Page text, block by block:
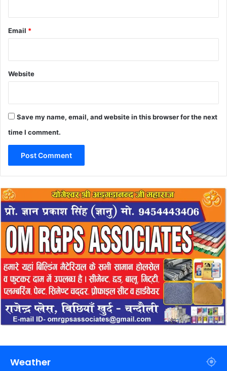
Email *
Website
Save my name, email, and website in this browser for the next
time I comment.
Weather